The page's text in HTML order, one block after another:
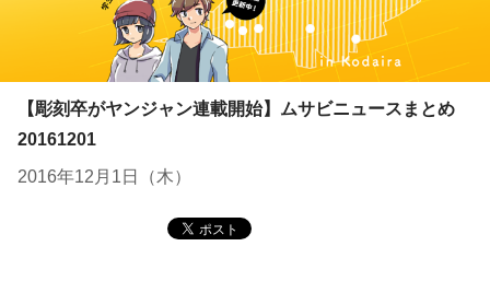
【彫刻卒がヤンジャン連載開始】ムサビニュースまとめ
20161201
2016年12月1日（木）